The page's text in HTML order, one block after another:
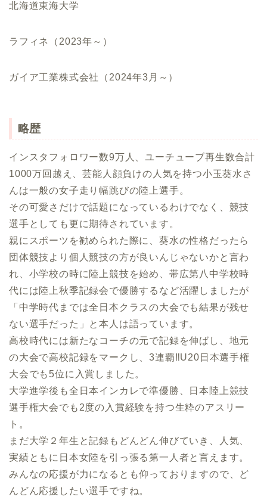
北海道東海大学
ラフィネ（2023年～）
ガイア工業株式会社（2024年3月～）
略歴
インスタフォロワー数9万人、ユーチューブ再生数合計
1000万回越え、芸能人顔負けの人気を持つ小玉葵水さ
んは一般の女子走り幅跳びの陸上選手。
その可愛さだけで話題になっているわけでなく、競技
選手としても更に期待されています。
親にスポーツを勧められた際に、葵水の性格だったら
団体競技より個人競技の方が良いんじゃないかと言わ
れ、小学校の時に陸上競技を始め、帯広第八中学校時
代には陸上秋季記録会で優勝するなど活躍しましたが
「中学時代までは全日本クラスの大会でも結果が残せ
ない選手だった」と本人は語っています。
高校時代には新たなコーチの元で記録を伸ばし、地元
の大会で高校記録をマークし、3連覇‼U20日本選手権
大会でも5位に入賞しました。
大学進学後も全日本インカレで準優勝、日本陸上競技
選手権大会でも2度の入賞経験を持つ生粋のアスリー
ト。
まだ大学２年生と記録もどんどん伸びていき、人気、
実績ともに日本女陸を引っ張る第一人者と言えます。
みんなの応援が力になるとも仰っておりますので、ど
んどん応援したい選手ですね。